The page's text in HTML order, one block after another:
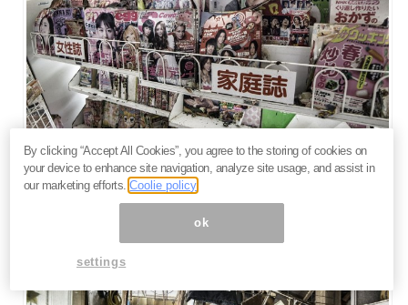
出典： DailyMail
By clicking “Accept All Cookies”, you agree to the storing of cookies on
your device to enhance site navigation, analyze site usage, and assist in
our marketing efforts.Coolie policy
ok
settings